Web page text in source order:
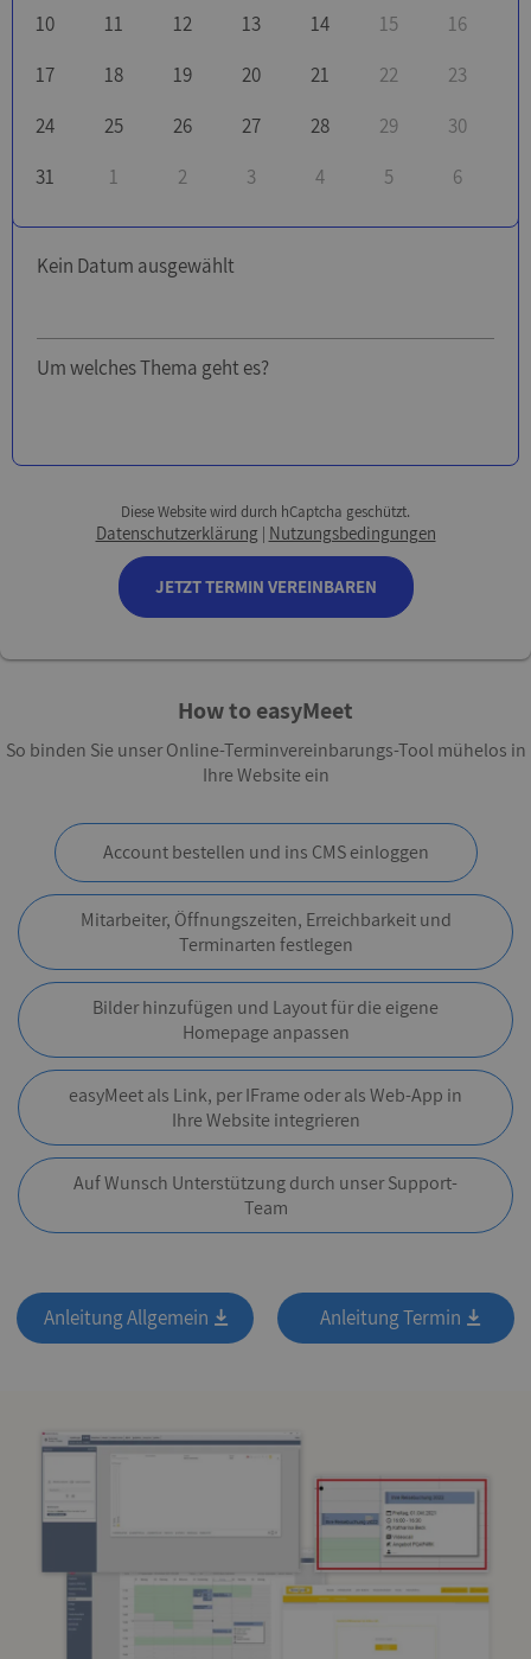
10
11 12 13 14 15
16
17
18 19 20 21 22
23
24
25 26 27 28 29
30
31
1 2 3 4 5 6
Kein Datum ausgewählt
Um welches Thema geht es?
Diese Website wird durch hCaptcha geschützt.
Datenschutzerklärung Nutzungsbedingungen
JETZT TERMIN VEREINBAREN
How to easyMeet
So binden Sie unser Online-Terminvereinbarungs-Tool mühelos in
Ihre Website ein
Account bestellen und ins CMS einloggen
Mitarbeiter, Öffnungszeiten, Erreichbarkeit und
Terminarten festlegen
Bilder hinzufügen und Layout für die eigene
Homepage anpassen
easyMeet als Link, per IFrame oder als Web-App in
Ihre Website integrieren
Auf Wunsch Unterstützung durch unser Support-
Team
Anleitung Allgemein Anleitung Termin